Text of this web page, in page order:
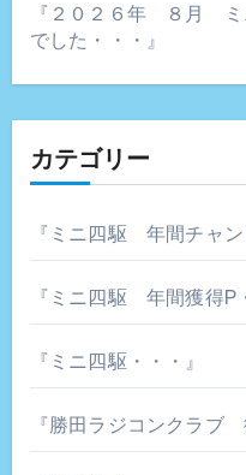
『２０２６年 ８月
でした・・・』
カテゴリー
『ミニ四駆 年間チャン
『ミニ四駆 年間獲得P
『ミニ四駆・・・』
『勝田ラジコンクラブ